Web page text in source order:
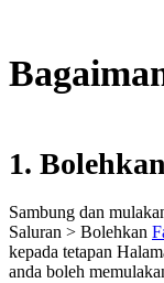
1.
Sambung dan
Saluran > Bolehkan
kepada tetapan
anda boleh